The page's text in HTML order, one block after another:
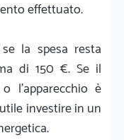
effettuato.
la spesa resta
di 150 €. Se il
l'apparecchio è
investire in un